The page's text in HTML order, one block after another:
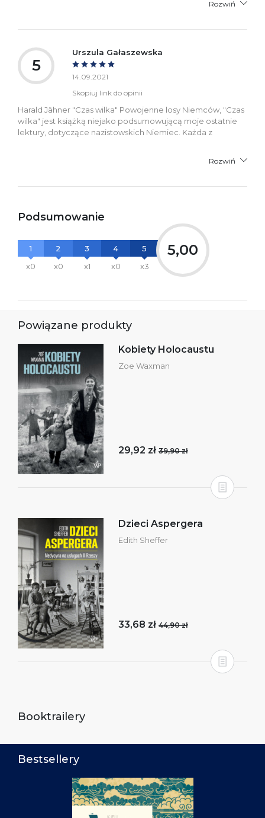
Rozwiń
5
Urszula Gałaszewska
14.09.2021
Skopiuj link do opinii
Harald Jähner "Czas wilka" Powojenne losy Niemców, "Czas
wilka" jest książką niejako podsumowującą moje ostatnie
lektury, dotyczące nazistowskich Niemiec. Każda z
Rozwiń
Podsumowanie
1
x0
2
x0
3
x1
4
x0
5
x3
5,00
Powiązane produkty
Kobiety Holocaustu
Zoe Waxman
29,92 zł 39,90 zł
Dzieci Aspergera
Edith Sheffer
33,68 zł 44,90 zł
Booktrailery
Bestsellery